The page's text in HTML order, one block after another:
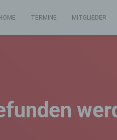
HOME TERMINE MITGLIEDER